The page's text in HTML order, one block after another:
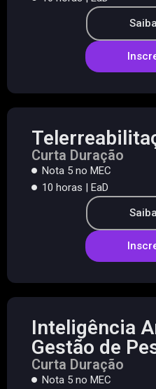
Curta Duração
Nota 5 no MEC
10 horas | EaD
Inteligência
Gestão de
Curta Duração
Nota 5 no MEC